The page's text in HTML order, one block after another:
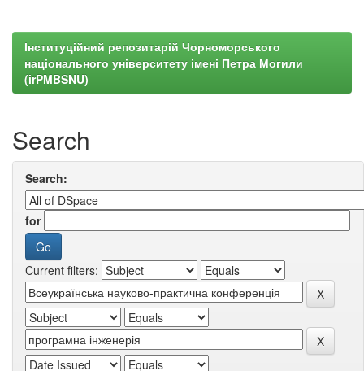
Інституційний репозитарій Чорноморського
національного університету імені Петра Могили
(irPMBSNU)
Search
Search:
for
Current filters: